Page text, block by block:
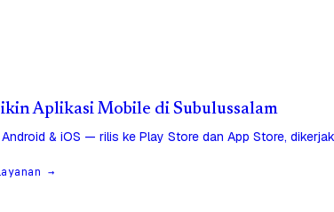
Aplikasi Mobile di Subulussalam
& iOS — rilis ke Play Store dan App Store,
→